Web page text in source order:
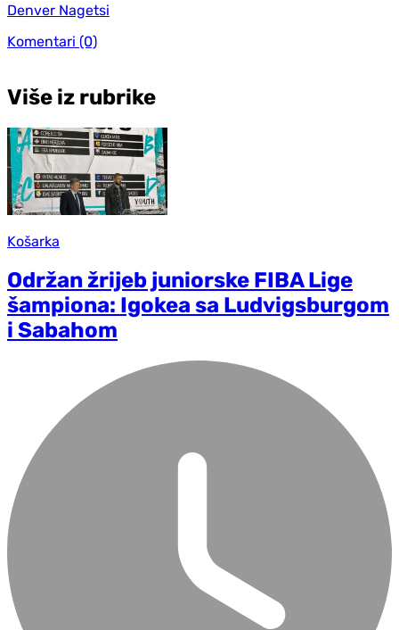
Denver Nagetsi
Komentari (0)
Više iz rubrike
Košarka
Održan žrijeb juniorske FIBA Lige
šampiona: Igokea sa Ludvigsburgom
i Sabahom